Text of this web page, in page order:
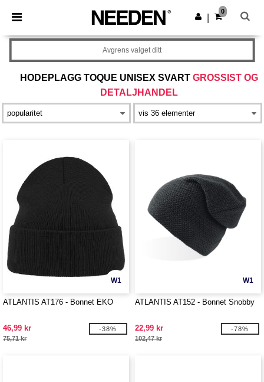
× Needen-app
Bedre priser i appen!
Last ned app
0
HODEPLAGG TOQUE UNISEX SVART GROSSIST OG
DETALJHANDEL
Avgrens valget ditt
W1
ATLANTIS AT176 - Bonnet EKO
46,99 kr
75,71 kr
-38%
W1
ATLANTIS AT152 - Bonnet Snobby
22,99 kr
102,47 kr
-78%